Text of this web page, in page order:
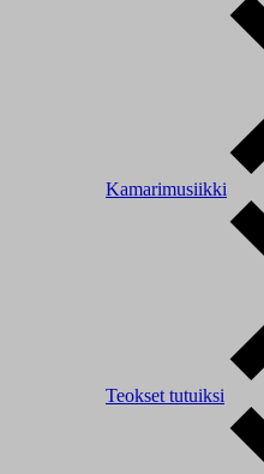
Kamarimusiikki
Teokset tutuiksi